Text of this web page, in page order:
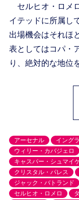
セルヒオ・ロメ
イテッドに所属し
出場機会はそれほ
表としてはコパ・
り、絶対的な地位
アーセナル イング
ウィリー・カバジェロ
キャスパー・シュマイ
クリスタル・パレス
ジャック・バトランド
セルヒオ・ロメロ